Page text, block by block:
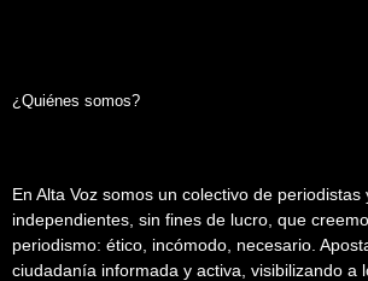
¿Quiénes somos?
En Alta Voz somos un colectivo de periodistas
independientes, sin fines de lucro, que
periodismo: ético, incómodo, necesario.
ciudadanía informada y activa, visibilizando a